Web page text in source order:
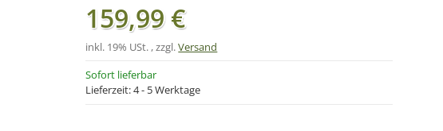
Sofort lieferbar
Lieferzeit:4 - 5 Werktage
159,99 €
inkl. 19% USt. , zzgl.Versand